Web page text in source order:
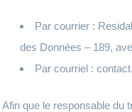
Par courrier :
des Données – 189,
Par courriel :
Afin que le responsable du